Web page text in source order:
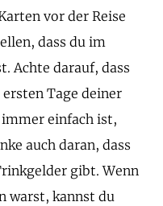
vor der Reise
dass du im
Achte darauf, dass
Tage deiner
immer einfach ist,
auch daran, dass
gibt. Wenn
warst, kannst du